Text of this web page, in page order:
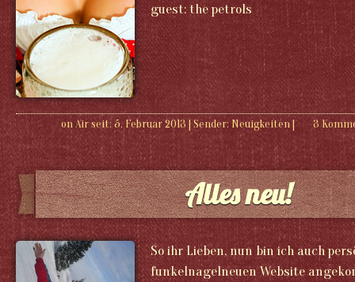
guest: the petrols
on Air seit: 5. Februar 2013 |Sender: Neuigkeiten| 3
Alles neu!
So ihr Lieben, nun bin ich auch
funkelnagelneuen Website